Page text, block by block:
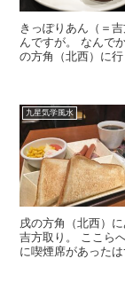
きっぽりあん（＝
んですが。 なんでか思い違いをしており・・・昨夜の時点では、戌
の方角（北西）に
九星気学風水
戌の方角（北西）
吉方取り。 ここらへんは、どんどん喫茶店が閉鎖し、もともと店内
に喫煙席があった